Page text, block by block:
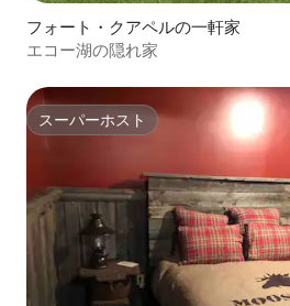
フォート・クアペルの一軒家
エコー湖の隠れ家
スーパーホスト
スーパーホスト